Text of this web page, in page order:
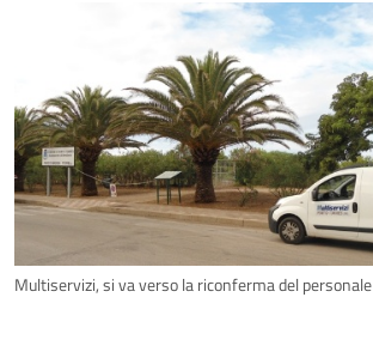
Multiservizi, si va verso la riconferma del personale